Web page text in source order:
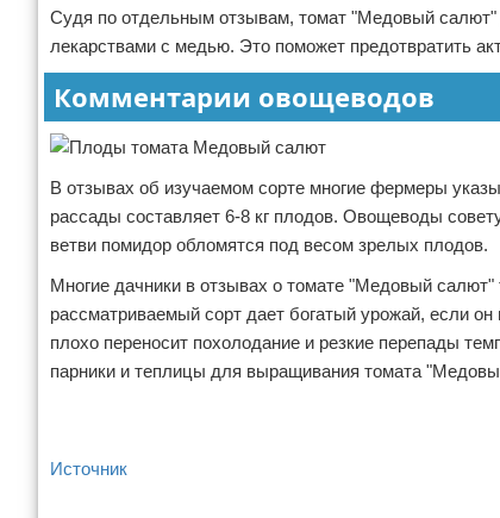
Судя по отдельным отзывам, томат "Медовый салют"
лекарствами с медью. Это поможет предотвратить
Комментарии овощеводов
В отзывах об изучаемом сорте многие фермеры
рассады составляет 6-8 кг плодов. Овощеводы
ветви помидор обломятся под весом зрелых плодов.
Многие дачники в отзывах о томате "Медовый салют"
рассматриваемый сорт дает богатый урожай, если
плохо переносит похолодание и резкие перепады
парники и теплицы для выращивания томата
Источник